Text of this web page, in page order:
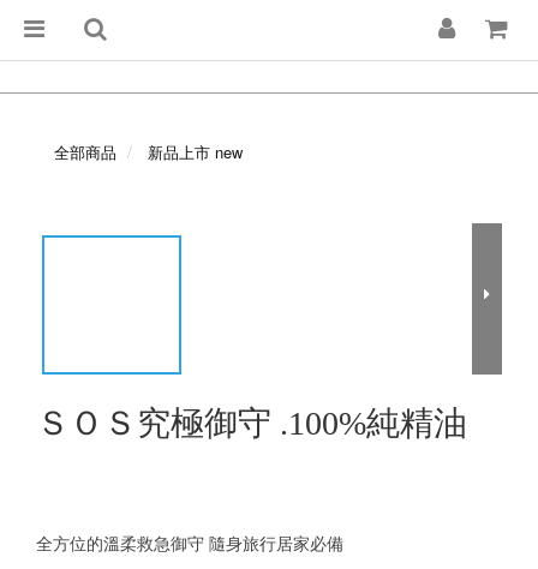
全部商品 新品上市 new
ＳＯＳ究極御守 .100%純精油
全方位的溫柔救急御守 隨身旅行居家必備